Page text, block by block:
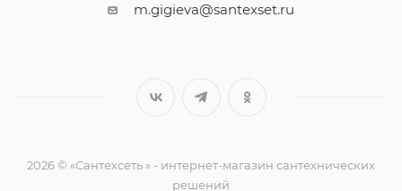
m.gigieva@santexset.ru
2026 © «Сантехсеть » - интернет-магазин сантехнических
решений